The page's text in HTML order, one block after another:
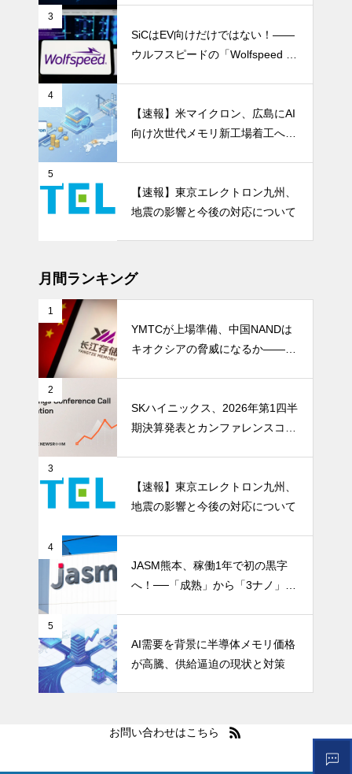
3
SiCはEV向けだけではない！――
ウルフスピードの「Wolfspeed G
4
【速報】米マイクロン、広島にAI
向け次世代メモリ新工場着工へ 1.
5
【速報】東京エレクトロン九州、
地震の影響と今後の対応について
月間ランキング
1
YMTCが上場準備、中国NANDは
キオクシアの脅威になるか――AI
2
SKハイニックス、2026年第1四半
期決算発表とカンファレンスコー
3
【速報】東京エレクトロン九州、
地震の影響と今後の対応について
4
JASM熊本、稼働1年で初の黒字
へ！──「成熟」から「3ナノ」へ
5
AI需要を背景に半導体メモリ価格
が高騰、供給逼迫の現状と対策
お問い合わせはこちら